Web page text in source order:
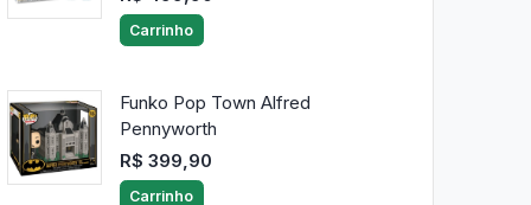
Carrinho
Funko Pop Town Alfred
Pennyworth
R$ 399,90
Carrinho